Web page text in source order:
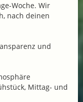
Woche. Wir
nach deinen
und
Mittag- und